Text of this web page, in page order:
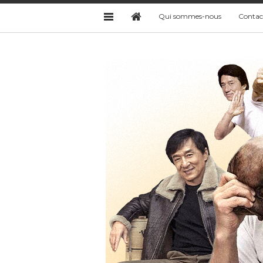
Qui sommes-nous